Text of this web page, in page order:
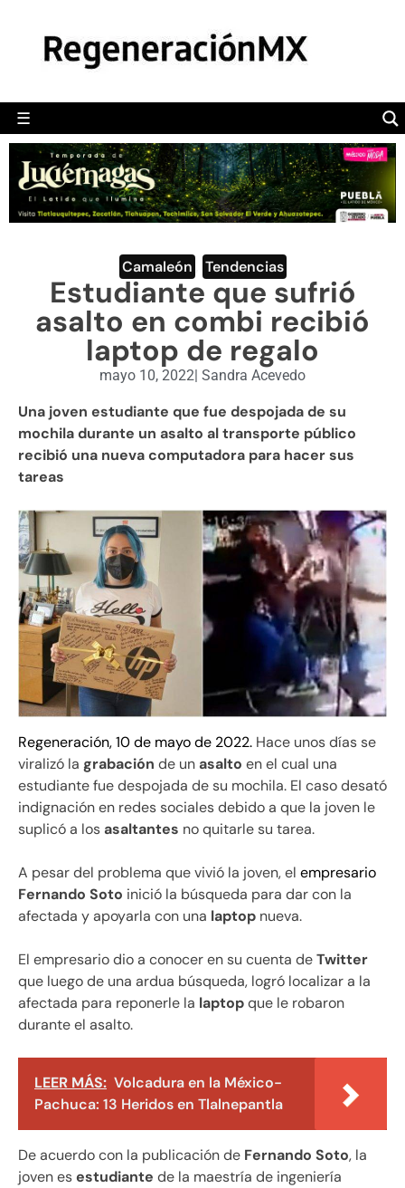
☰
POLÍTICA
CAMALEÓN
OPINIÓN
DEPORTES
ENGLISH SECTION
VIDEOS
Camaleón Tendencias
Estudiante que sufrió
asalto en combi recibió
laptop de regalo
mayo 10, 2022| Sandra Acevedo
Una joven estudiante que fue despojada de su
mochila durante un asalto al transporte público
recibió una nueva computadora para hacer sus
tareas
Regeneración, 10 de mayo de 2022. Hace unos días se
viralizó la grabación de unasalto en el cual una
estudiante fue despojada de su mochila. El caso desató
indignación en redes sociales debido a que la joven le
suplicó a losasaltantes no quitarle su tarea.
A pesar del problema que vivió la joven, el empresario
Fernando Soto inició la búsqueda para dar con la
afectada y apoyarla con una laptop nueva.
El empresario dio a conocer en su cuenta deTwitter
que luego de una ardua búsqueda, logró localizar a la
afectada para reponerle la laptopque le robaron
durante el asalto.
LEER MÁS: Volcadura en la México-
Pachuca: 13 Heridos en Tlalnepantla
De acuerdo con la publicación de Fernando Soto, la
joven esestudiante de la maestría de ingeniería